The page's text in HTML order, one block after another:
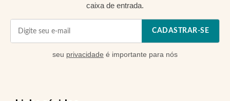
caixa de entrada.
CADASTRAR-SE
seu privacidade é importante para nós